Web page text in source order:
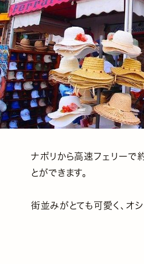
ナポリから高速フェリーで
とができます。
街並みがとても可愛く、オ